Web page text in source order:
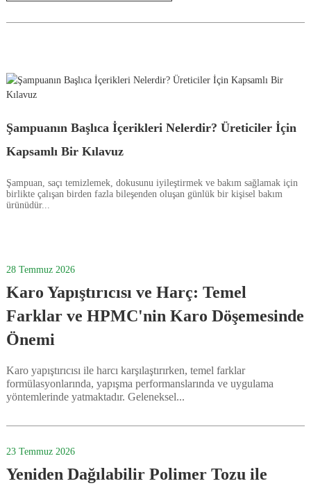
Şampuanın Başlıca İçerikleri Nelerdir? Üreticiler İçin
Kapsamlı Bir Kılavuz
Şampuan, saçı temizlemek, dokusunu iyileştirmek ve bakım sağlamak için
birlikte çalışan birden fazla bileşenden oluşan günlük bir kişisel bakım
ürünüdür...
28 Temmuz 2026
Karo Yapıştırıcısı ve Harç: Temel
Farklar ve HPMC'nin Karo Döşemesinde
Önemi
Karo yapıştırıcısı ile harcı karşılaştırırken, temel farklar
formülasyonlarında, yapışma performanslarında ve uygulama
yöntemlerinde yatmaktadır. Geleneksel...
23 Temmuz 2026
Yeniden Dağılabilir Polimer Tozu ile